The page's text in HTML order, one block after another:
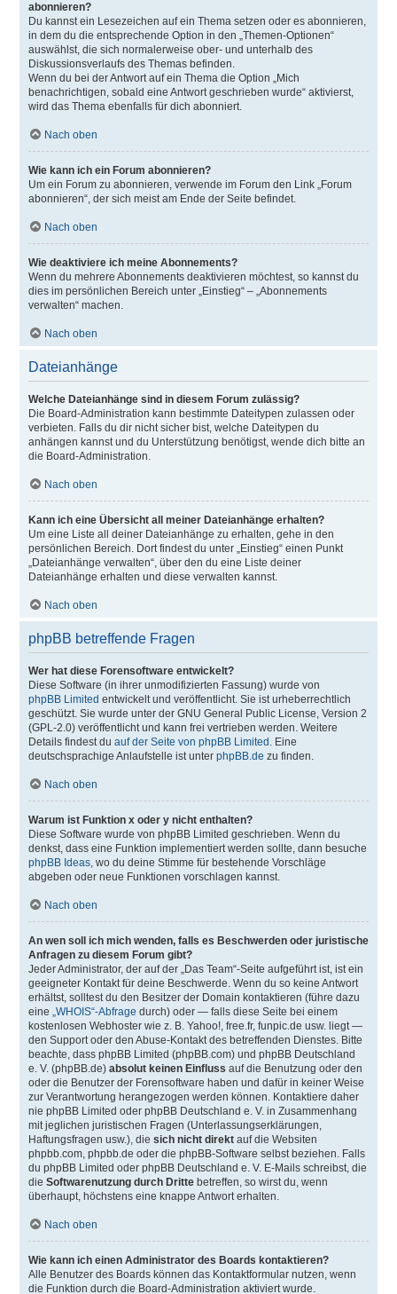
abonnieren?
Du kannst ein Lesezeichen auf ein Thema setzen oder es abonnieren,
in dem du die entsprechende Option in den „Themen-Optionen“
auswählst, die sich normalerweise ober- und unterhalb des
Diskussionsverlaufs des Themas befinden.
Wenn du bei der Antwort auf ein Thema die Option „Mich
benachrichtigen, sobald eine Antwort geschrieben wurde“ aktivierst,
wird das Thema ebenfalls für dich abonniert.
Nach oben
Wie kann ich ein Forum abonnieren?
Um ein Forum zu abonnieren, verwende im Forum den Link „Forum
abonnieren“, der sich meist am Ende der Seite befindet.
Nach oben
Wie deaktiviere ich meine Abonnements?
Wenn du mehrere Abonnements deaktivieren möchtest, so kannst du
dies im persönlichen Bereich unter „Einstieg“ – „Abonnements
verwalten“ machen.
Nach oben
Dateianhänge
Welche Dateianhänge sind in diesem Forum zulässig?
Die Board-Administration kann bestimmte Dateitypen zulassen oder
verbieten. Falls du dir nicht sicher bist, welche Dateitypen du
anhängen kannst und du Unterstützung benötigst, wende dich bitte an
die Board-Administration.
Nach oben
Kann ich eine Übersicht all meiner Dateianhänge erhalten?
Um eine Liste all deiner Dateianhänge zu erhalten, gehe in den
persönlichen Bereich. Dort findest du unter „Einstieg“ einen Punkt
„Dateianhänge verwalten“, über den du eine Liste deiner
Dateianhänge erhalten und diese verwalten kannst.
Nach oben
phpBB betreffende Fragen
Wer hat diese Forensoftware entwickelt?
Diese Software (in ihrer unmodifizierten Fassung) wurde von
phpBB Limited entwickelt und veröffentlicht. Sie ist urheberrechtlich
geschützt. Sie wurde unter der GNU General Public License, Version 2
(GPL-2.0) veröffentlicht und kann frei vertrieben werden. Weitere
Details findest du auf der Seite von phpBB Limited . Eine
deutschsprachige Anlaufstelle ist unter phpBB.de zu finden.
Nach oben
Warum ist Funktion x oder y nicht enthalten?
Diese Software wurde von phpBB Limited geschrieben. Wenn du
denkst, dass eine Funktion implementiert werden sollte, dann besuche
phpBB Ideas, wo du deine Stimme für bestehende Vorschläge
abgeben oder neue Funktionen vorschlagen kannst.
Nach oben
An wen soll ich mich wenden, falls es Beschwerden oder juristische
Anfragen zu diesem Forum gibt?
Jeder Administrator, der auf der „Das Team“-Seite aufgeführt ist, ist ein
geeigneter Kontakt für deine Beschwerde. Wenn du so keine Antwort
erhältst, solltest du den Besitzer der Domain kontaktieren (führe dazu
eine „WHOIS“-Abfrage durch) oder — falls diese Seite bei einem
kostenlosen Webhoster wie z. B. Yahoo!, free.fr, funpic.de usw. liegt —
den Support oder den Abuse-Kontakt des betreffenden Dienstes. Bitte
beachte, dass phpBB Limited (phpBB.com) und phpBB Deutschland
e. V. (phpBB.de) absolut keinen Einfluss auf die Benutzung oder den
oder die Benutzer der Forensoftware haben und dafür in keiner Weise
zur Verantwortung herangezogen werden können. Kontaktiere daher
nie phpBB Limited oder phpBB Deutschland e. V. in Zusammenhang
mit jeglichen juristischen Fragen (Unterlassungserklärungen,
Haftungsfragen usw.), die sich nicht direktauf die Websiten
phpbb.com, phpbb.de oder die phpBB-Software selbst beziehen. Falls
du phpBB Limited oder phpBB Deutschland e. V. E-Mails schreibst, die
die Softwarenutzung durch Drittebetreffen, so wirst du, wenn
überhaupt, höchstens eine knappe Antwort erhalten.
Nach oben
Wie kann ich einen Administrator des Boards kontaktieren?
Alle Benutzer des Boards können das Kontaktformular nutzen, wenn
die Funktion durch die Board-Administration aktiviert wurde.